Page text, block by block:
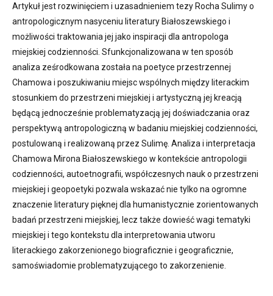
Artykuł jest rozwinięciem i uzasadnieniem tezy Rocha Sulimy o
antropologicznym nasyceniu literatury Białoszewskiego i
możliwości traktowania jej jako inspiracji dla antropologa
miejskiej codzienności. Sfunkcjonalizowana w ten sposób
analiza ześrodkowana została na poetyce przestrzennej
Chamowa i poszukiwaniu miejsc wspólnych między literackim
stosunkiem do przestrzeni miejskiej i artystyczną jej kreacją
będącą jednocześnie problematyzacją jej doświadczania oraz
perspektywą antropologiczną w badaniu miejskiej codzienności,
postulowaną i realizowaną przez Sulimę. Analiza i interpretacja
Chamowa Mirona Białoszewskiego w kontekście antropologii
codzienności, autoetnografii, współczesnych nauk o przestrzeni
miejskiej i geopoetyki pozwala wskazać nie tylko na ogromne
znaczenie literatury pięknej dla humanistycznie zorientowanych
badań przestrzeni miejskiej, lecz także dowieść wagi tematyki
miejskiej i tego kontekstu dla interpretowania utworu
literackiego zakorzenionego biograficznie i geograficznie,
samoświadomie problematyzującego to zakorzenienie.